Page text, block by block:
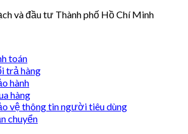
và đầu tư Thành phố Hồ Chí Minh
toán
trả hàng
hành
hàng
vệ thông tin người tiêu dùng
chuyển